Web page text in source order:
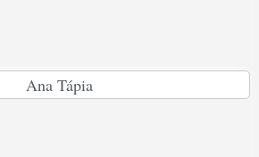
Ana Tápia